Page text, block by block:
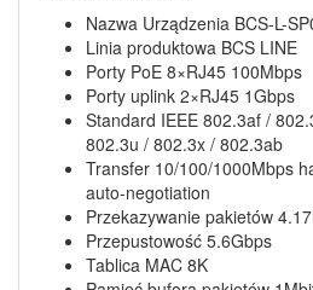
Nazwa Urządzenia BCS-L-
Linia produktowa BCS LINE
Porty PoE 8×RJ45 100Mbps
Porty uplink 2×RJ45 1Gbps
Standard IEEE 802.3af /
802.3u / 802.3x / 802.3ab
Transfer 10/100/1000Mbps
auto-negotiation
Przekazywanie pakietów
Przepustowość 5.6Gbps
Tablica MAC 8K